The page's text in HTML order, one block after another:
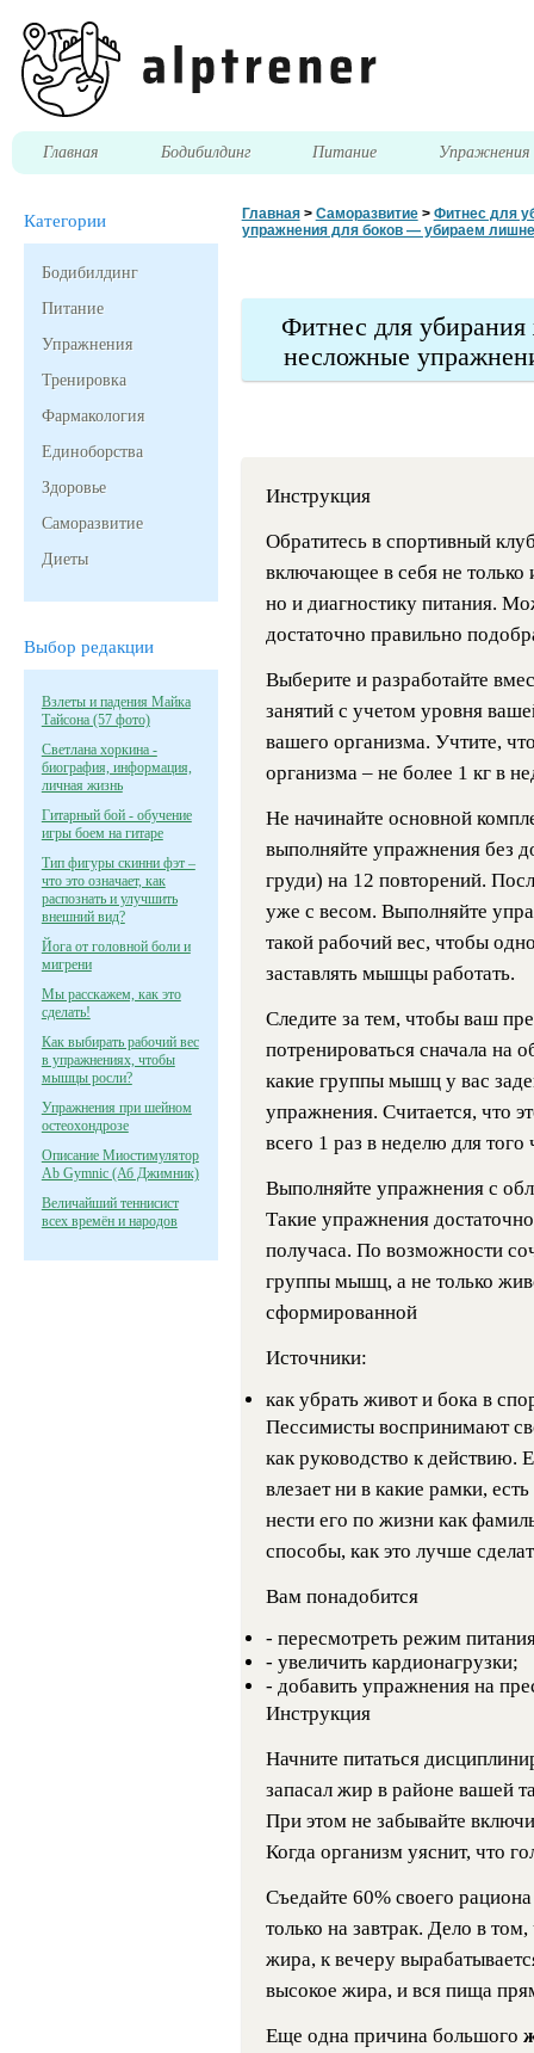
Главная Бодибилдинг Питание Упражнения
Категории
Бодибилдинг
Питание
Упражнения
Тренировка
Фармакология
Единоборства
Здоровье
Саморазвитие
Диеты
Выбор редакции
Взлеты и падения Майка
Тайсона (57 фото)
Светлана хоркина -
биография, информация,
личная жизнь
Гитарный бой - обучение
игры боем на гитаре
Тип фигуры скинни фэт –
что это означает, как
распознать и улучшить
внешний вид?
Йога от головной боли и
мигрени
Мы расскажем, как это
сделать!
Как выбирать рабочий вес
в упражнениях, чтобы
мышцы росли?
Упражнения при шейном
остеохондрозе
Описание Миостимулятор
Ab Gymnic (Аб Джимник)
Величайший теннисист
всех времён и народов
Главная> Саморазвитие> Фитнес для
упражнения для боков — убираем
Фитнес для
несложные
Инструкция
Обратитесь в спортивный
включающее в себя не только
но и диагностику питания.
достаточно правильно
Выберите и разработайте
занятий с учетом уровня
вашего организма. Учтите,
организма – не более 1 кг в
Не начинайте основной
выполняйте упражнения без
груди) на 12 повторений.
уже с весом. Выполняйте
такой рабочий вес, чтобы
заставлять мышцы работать.
Следите за тем, чтобы ваш
потренироваться сначала на
какие группы мышц у вас
упражнения. Считается, что
всего 1 раз в неделю для
Выполняйте упражнения с
Такие упражнения
получаса. По возможности
группы мышц, а не только
сформированной
Источники:
как убрать живот и бока в
Пессимисты воспринимают
как руководство к
влезает ни в какие рамки,
нести его по жизни как
способы, как это лучше
Вам понадобится
- пересмотреть режим
- увеличить кардионагрузки;
- добавить упражнения на
Инструкция
Начните питаться
запасал жир в районе вашей
При этом не забывайте
Когда организм уяснит, что
Съедайте 60% своего
только на завтрак. Дело в
жира, к вечеру
высокое жира, и вся пища
Еще одна причина большого